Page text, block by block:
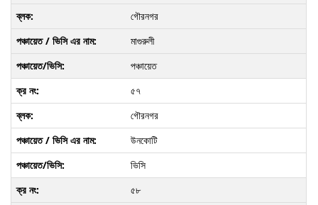
গৌরনগর
মাগুরুলী
পঞ্চায়েত
৫৭
গৌরনগর
উনকোটি
ভিসি
৫৮